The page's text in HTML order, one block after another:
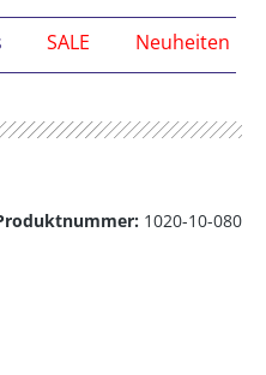
SALE Neuheiten
1020-10-080